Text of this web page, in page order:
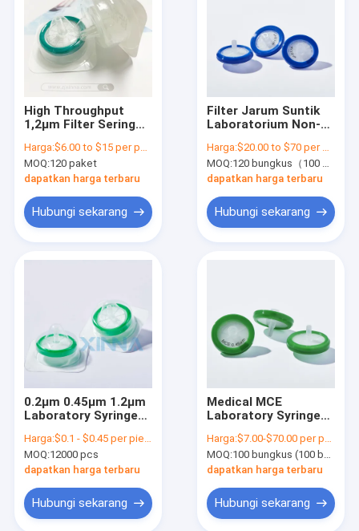
High Throughput
1,2μm Filter Sering
HPLC Sampel
Prefiltrasi
Harga:$6.00 to $15 per pack
MOQ:120 paket
dapatkan harga terbaru
Hubungi sekarang
Filter Jarum Suntik
Laboratorium Non-
mm Filter Jarum
Suntik Membran
Nylon
Harga:$20.00 to $70 per pack
MOQ:120 bungkus（100 buah/bungkus)
dapatkan harga terbaru
Hubungi sekarang
0.2μm 0.45μm 1.2μm
Laboratory Syringe
Polyethersulfone
PES Syringe Filter
Harga:$0.1 - $0.45 per piece
MOQ:12000 pcs
dapatkan harga terbaru
Hubungi sekarang
Medical MCE
Laboratory Syringe
25mm 0,45 Micron
Syringe Filter
Harga:$7.00-$70.00 per pack
MOQ:100 bungkus (100 buah per bungkus)
dapatkan harga terbaru
Hubungi sekarang